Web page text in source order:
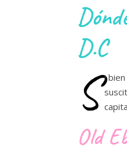
D.C
S i
Old